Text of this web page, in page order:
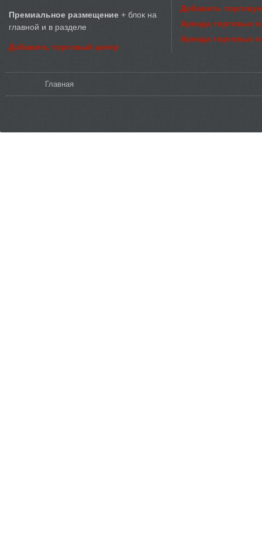
Премиальное размещение + блок на
главной и в разделе
Добавить торговый центр
Добавить
Аренда торговых
Аренда торговых
Главная